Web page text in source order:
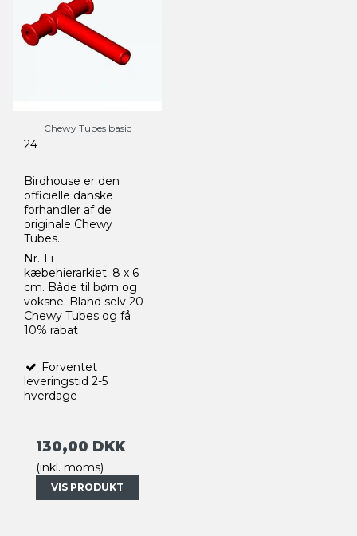
Chewy Tubes basic
24
Birdhouse er den
officielle danske
forhandler af de
originale Chewy
Tubes.
Nr. 1 i
kæbehierarkiet. 8 x 6
cm. Både til børn og
voksne. Bland selv 20
Chewy Tubes og få
10% rabat
Forventet
leveringstid 2-5
hverdage
130,00 DKK
(inkl. moms)
VIS PRODUKT